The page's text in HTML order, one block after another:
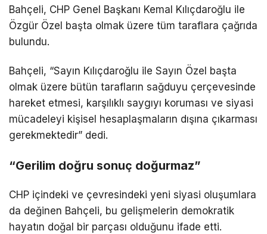
Bahçeli, CHP Genel Başkanı Kemal Kılıçdaroğlu ile
Özgür Özel başta olmak üzere tüm taraflara çağrıda
bulundu.
Bahçeli, “Sayın Kılıçdaroğlu ile Sayın Özel başta
olmak üzere bütün tarafların sağduyu çerçevesinde
hareket etmesi, karşılıklı saygıyı koruması ve siyasi
mücadeleyi kişisel hesaplaşmaların dışına çıkarması
gerekmektedir” dedi.
“Gerilim doğru sonuç doğurmaz”
CHP içindeki ve çevresindeki yeni siyasi oluşumlara
da değinen Bahçeli, bu gelişmelerin demokratik
hayatın doğal bir parçası olduğunu ifade etti.